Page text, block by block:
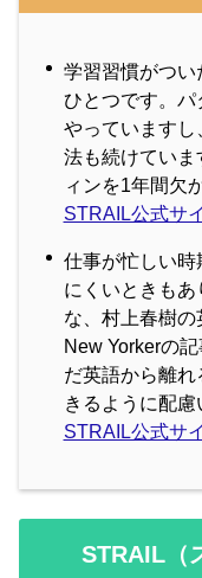
学習習慣がつ
ひとつです。
やっています
法も続けてい
ィンを1年間欠
STRAIL公式サ
仕事が忙しい
にくいときもあ
な、村上春樹の
New Yorkerの
だ英語から離
きるように配慮
STRAIL公式サ
STRAIL（